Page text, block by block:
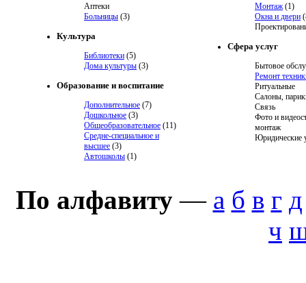
Аптеки
Больницы (3)
Культура
Библиотеки (5)
Дома культуры (3)
Образование и воспитание
Дополнительное (7)
Дошкольное (3)
Общеобразовательное (11)
Средне-специальное и
высшее (3)
Автошколы (1)
Монтаж(1)
Окна и двери
Сфера услуг
Бытовое
Ремонт
Ритуальные
Салоны,
Связь
Фото и
монтаж
Юридические
По алфавиту— а б в г д
ч